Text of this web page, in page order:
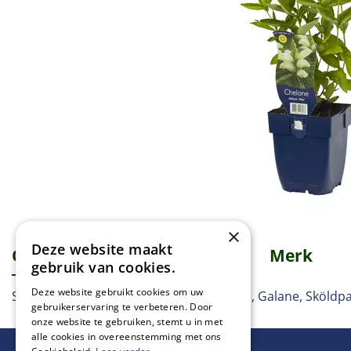
Omschrijving Specificaties Merk
Schildpadbloem, Schildkraut, Turtlehead, Galane,
×
Deze website maakt
gebruik van cookies.
Deze website gebruikt cookies om uw
gebruikerservaring te verbeteren. Door
onze website te gebruiken, stemt u in met
alle cookies in overeenstemming met ons